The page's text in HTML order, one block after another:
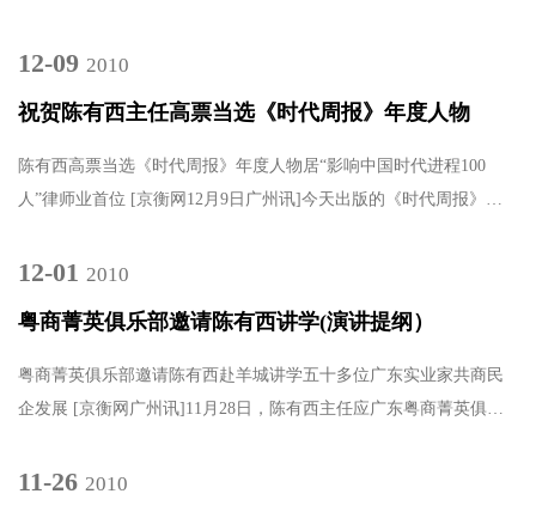
12-09 2010
祝贺陈有西主任高票当选《时代周报》年度人物
陈有西高票当选《时代周报》年度人物居“影响中国时代进程100
人”律师业首位 [京衡网12月9日广州讯]今天出版的《时代周报》刊
12-01 2010
粤商菁英俱乐部邀请陈有西讲学(演讲提纲）
粤商菁英俱乐部邀请陈有西赴羊城讲学五十多位广东实业家共商民
企发展 [京衡网广州讯]11月28日，陈有西主任应广东粤商菁英俱乐
11-26 2010